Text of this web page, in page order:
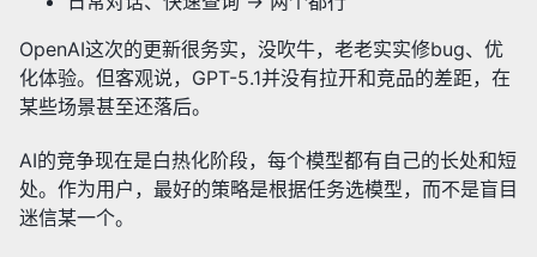
OpenAI这次的更新很务实，没吹牛，老老实实修bug、优
化体验。但客观说，GPT-5.1并没有拉开和竞品的差距，在
某些场景甚至还落后。
AI的竞争现在是白热化阶段，每个模型都有自己的长处和短
处。作为用户，最好的策略是根据任务选模型，而不是盲目
迷信某一个。